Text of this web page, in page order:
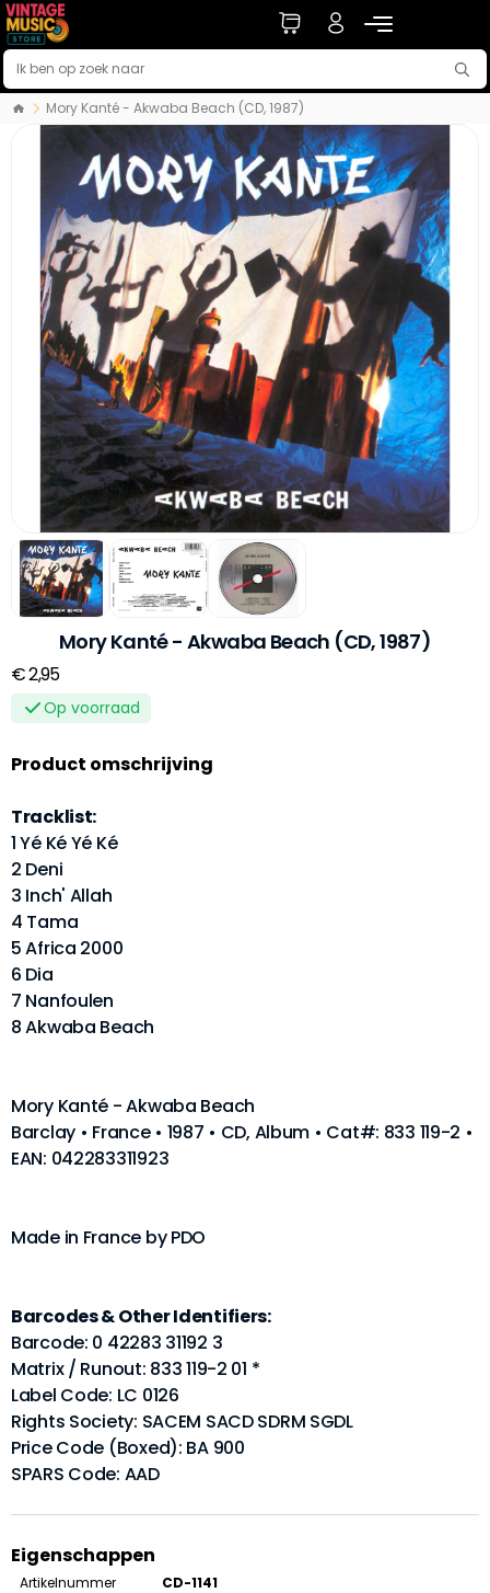
Mory Kanté - Akwaba Beach (CD, 1987)
Mory Kanté - Akwaba Beach (CD, 1987)
€ 2,95
Op voorraad
Product omschrijving
Tracklist:
1 Yé Ké Yé Ké
2 Deni
3 Inch' Allah
4 Tama
5 Africa 2000
6 Dia
7 Nanfoulen
8 Akwaba Beach
Mory Kanté - Akwaba Beach
Barclay • France • 1987 • CD, Album • Cat#: 833 119-2 •
EAN: 042283311923
Made in France by PDO
Barcodes & Other Identifiers:
Barcode: 0 42283 31192 3
Matrix / Runout: 833 119-2 01 *
Label Code: LC 0126
Rights Society: SACEM SACD SDRM SGDL
Price Code (Boxed): BA 900
SPARS Code: AAD
Eigenschappen
Artikelnummer
CD-1141